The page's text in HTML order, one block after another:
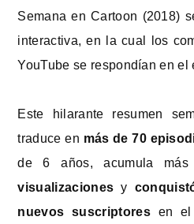
Semana en Cartoon (2018)
interactiva, en la cual los
YouTube se respondían en el
Este hilarante resumen
traduce en más de 70
de 6 años, acumula más
visualizaciones y
nuevos suscriptores en el